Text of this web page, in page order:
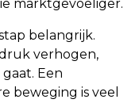
marktgevoeliger.
belangrijk.
verhogen,
Een
beweging is veel